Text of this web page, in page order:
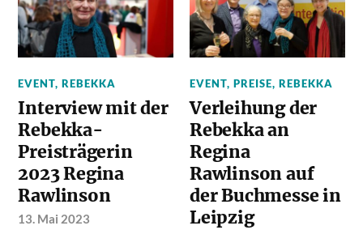
EVENT,REBEKKA
Interview mit der
Rebekka-
Preisträgerin
2023 Regina
Rawlinson
13. Mai 2023
EVENT,PREISE,REBEKKA
Verleihung der
Rebekka an
Regina
Rawlinson auf
der Buchmesse in
Leipzig